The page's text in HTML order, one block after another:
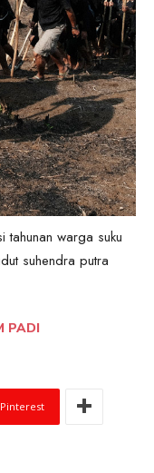
tahunan warga suku
suhendra putra
PADI
Pinterest